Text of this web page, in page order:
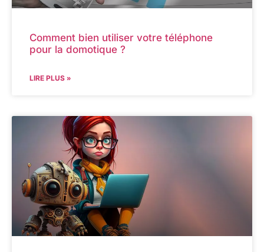
Comment bien utiliser votre téléphone
pour la domotique ?
LIRE PLUS »